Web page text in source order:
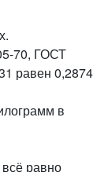
70, ГОСТ
равен 0,2874
в
равно